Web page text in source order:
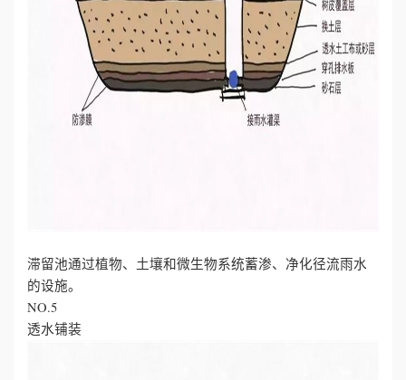
滞留池通过植物、土壤和微生物系统蓄渗、净化径流雨水
的设施。
NO.5
透水铺装